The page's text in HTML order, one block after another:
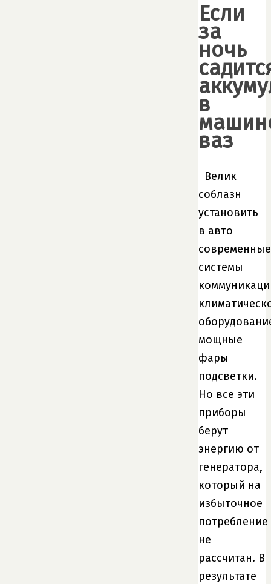
Если
за
ночь
в
ваз
Велик
соблазн
установить
в авто
современные
системы
мощные
фары
подсветки.
Но все эти
приборы
берут
энергию от
генератора,
который на
избыточное
потребление
не
рассчитан. В
результате